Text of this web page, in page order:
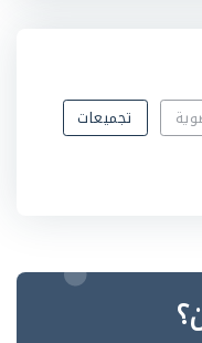
تجميعات